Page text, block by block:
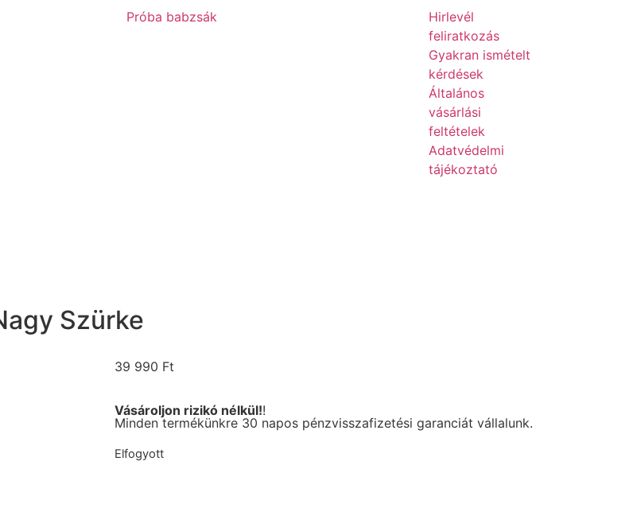
Próba babzsák
Hirlevél
feliratkozás
Gyakran ismételt
kérdések
Általános
vásárlási
feltételek
Adatvédelmi
tájékoztató
Szürke
39 990 Ft
Vásároljon rizikó nélkül!!
Minden termékünkre 30 napos pénzvisszafizetési garanciát vállalunk.
Elfogyott